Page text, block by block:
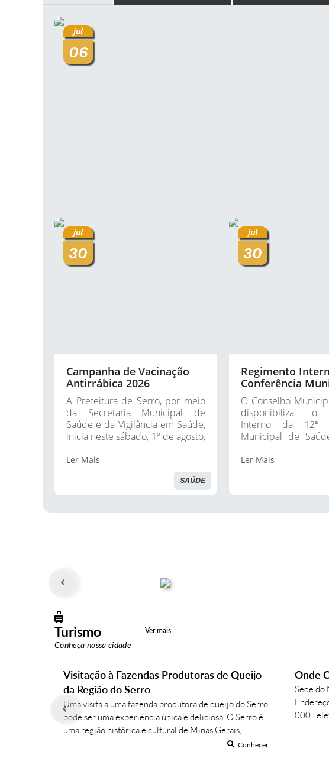
jul
06
jul
30
Campanha de Vacinação
Antirrábica 2026
A Prefeitura de Serro, por meio
da Secretaria Municipal de
Saúde e da Vigilância em Saúde,
inicia neste sábado, 1º de agosto,
Antirrábica Animal 2026. As
Ler Mais
SAÚDE
jul
30
Regimento
Conferência
Saúde de Serro -
O Conselho
disponibiliza o
Interno da 12ª
Municipal de
feira, 31 de julho,
Ler Mais
Turismo
Conheça nossa cidade
Ver mais
Visitação à Fazendas Produtoras de Queijo
da Região do Serro
Uma visita a uma fazenda produtora de queijo do Serro
pode ser uma experiência única e deliciosa. O Serro é
uma região histórica e cultural de Minas Gerais,
conhecida por sua produção de queijos artesanaisConhecer
Onde
Sede do
000
240 -